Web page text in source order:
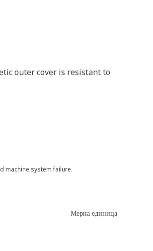
outer cover is resistant to
machine system failure.
Мерна единица